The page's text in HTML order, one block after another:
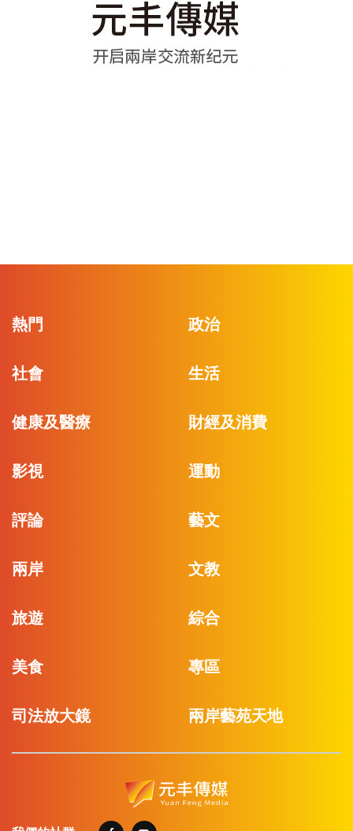
熱門 政治
社會 生活
健康及醫療 財經及消費
影視 運動
評論 藝文
兩岸 文教
旅遊 綜合
美食 專區
司法放大鏡 兩岸藝苑天地